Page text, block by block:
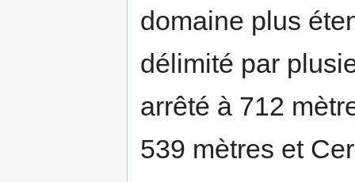
domaine plus
délimité par
arrêté à 712
539 mètres et